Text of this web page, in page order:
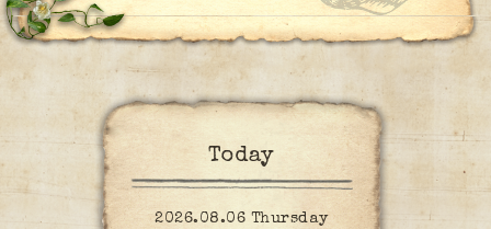
Today
2026.08.06 Thursday